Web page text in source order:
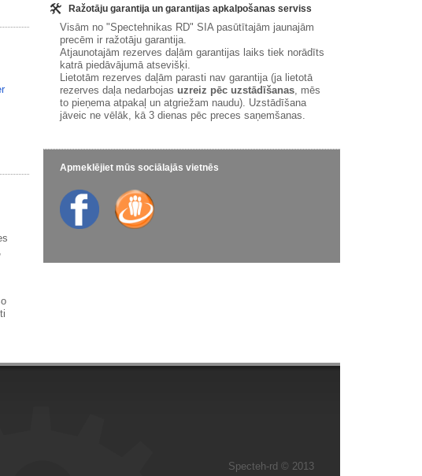
Ražotāju garantija un garantijas apkalpošanas serviss
Visām no "Spectehnikas RD" SIA pasūtītajām jaunajām
precēm ir ražotāju garantija.
Atjaunotajām rezerves daļām garantijas laiks tiek norādīts
katrā piedāvājumā atsevišķi.
Lietotām rezerves daļām parasti nav garantija (ja lietotā
rezerves daļa nedarbojas uzreiz pēc uzstādīšanas, mēs
to pieņema atpakaļ un atgriežam naudu). Uzstādīšana
jāveic ne vēlāk, kā 3 dienas pēc preces saņemšanas.
Apmeklējiet mūs sociālajās vietnēs
Specteh-rd © 2013